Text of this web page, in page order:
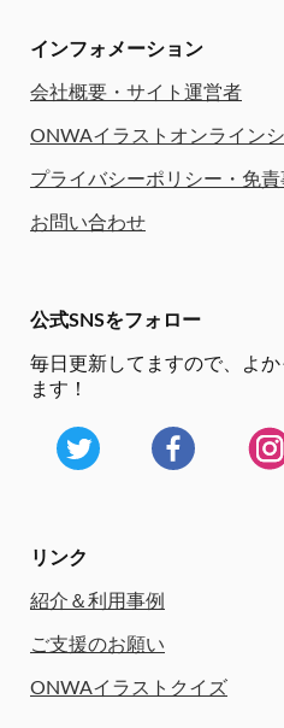
インフォメーション
会社概要・サイト運営者
ONWAイラストオンライン
プライバシーポリシー・免責
お問い合わせ
公式SNSをフォロー
毎日更新してますので、
よ
ます！
リンク
紹介＆利用事例
ご支援のお願い
ONWAイラストクイズ